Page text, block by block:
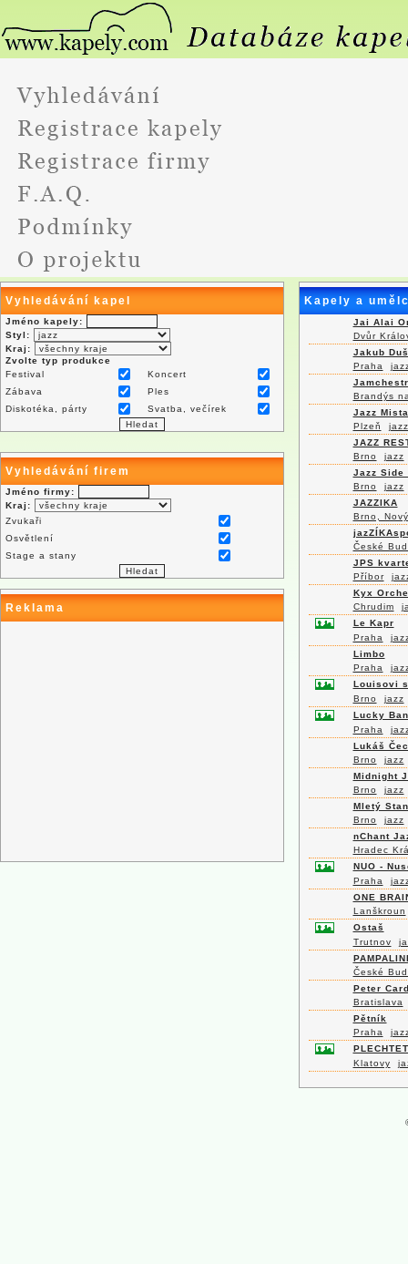
Vyhledávání kapel
Jméno kapely:
Styl:
Kraj:
Zvolte typ produkce
Festival
Koncert
Zábava
Ples
Diskotéka, párty
Svatba, večírek
Vyhledávání firem
Jméno firmy:
Kraj:
Zvukaři
Osvětlení
Stage a stany
Reklama
Kapely a
Jai Alai
Dvůr
Jakub
Praha
Brandýs
Jazz
Plzeň
jazz
JAZZ
Brno
jazz
Jazz Side
Brno
jazz
JAZZIKA
Brno,
České
JPS
Příbor
Kyx
Chrudim
Le Kapr
Praha
Limbo
Praha
Louisovi
Brno
jazz
Lucky
Praha
Lukáš
Brno
jazz
Midnight
Brno
jazz
Mletý
Brno
jazz
nChant
Hradec
NUO -
Praha
ONE
Lanškroun
Ostaš
Trutnov
České
Peter
Bratislava
Pětník
Praha
PLECHTET
Klatovy